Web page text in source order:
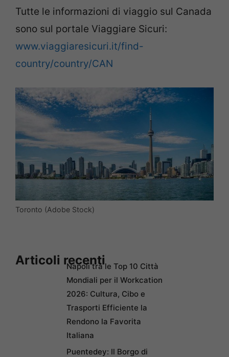
Tutte le informazioni di viaggio sul Canada
sono sul portale Viaggiare Sicuri:
www.viaggiaresicuri.it/find-
country/country/CAN
Toronto (Adobe Stock)
Articoli recentiNapoli tra le Top 10 Città
Mondiali per il Workcation
2026: Cultura, Cibo e
Trasporti Efficiente la
Rendono la Favorita
Italiana
Puentedey: Il Borgo di